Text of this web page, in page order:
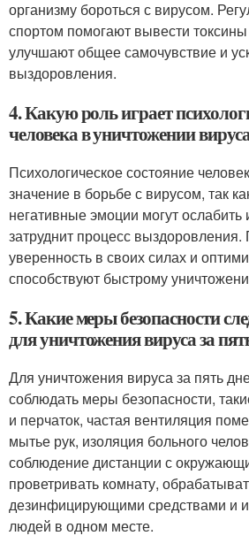
организму бороться с вирусом.
спортом помогают вывести
улучшают общее самочувствие и
выздоровления.
4. Какую роль играет
человека в уничтожении
Психологическое состояние
значение в борьбе с вирусом, так
негативные эмоции могут ослабить
затруднит процесс
уверенность в своих силах и
способствуют быстрому
5. Какие меры безопасности
для уничтожения вируса за
Для уничтожения вируса за пять
соблюдать меры безопасности,
и перчаток, частая вентиляция
мытье рук, изоляция больного
соблюдение дистанции с
проветривать комнату,
дезинфицирующими средствами и
людей в одном месте.